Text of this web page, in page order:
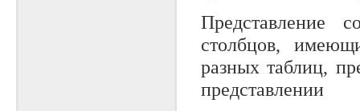
Представление
столбцов,
разных таблиц,
представлении